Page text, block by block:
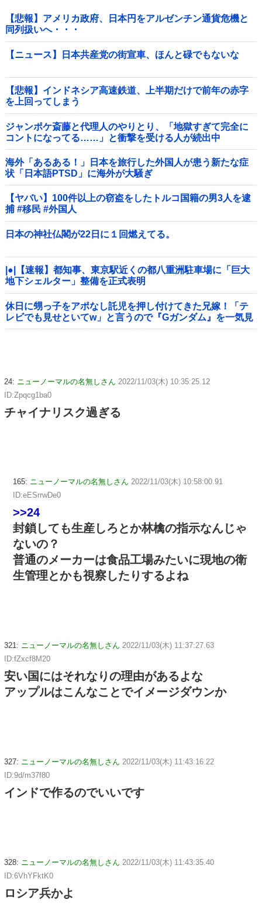
【悲報】アメリカ政府、日本円をアルゼンチン通貨危機と
同列扱いへ・・・
【ニュース】日本共産党の街宣車、ほんと碌でもないな
【悲報】インドネシア高速鉄道、上半期だけで前年の赤字
を上回ってしまう
wwwwwwwwwwwwwwwwwwwwwwwwwwwwwwwwwww
wwwwwwwwww他
ジャンポケ斎藤と代理人のやりとり、「地獄すぎて完全に
コントになってる……」と衝撃を受ける人が続出中
海外「あるある！」日本を旅行した外国人が患う新たな症
状「日本語PTSD」に海外が大騒ぎ
【ヤバい】100件以上の窃盗をしたトルコ国籍の男3人を逮
捕 #移民 #外国人
日本の神社仏閣が22日に１回燃えてる。
|●|【速報】都知事、東京駅近くの都八重洲駐車場に「巨大
地下シェルター」整備を正式表明
休日に甥っ子をアポなし託児を押し付けてきた兄嫁！「テ
レビでも見せといてw」と言うので『Gガンダム』を一気見
させた結果……甥っ子が重度の中二病を発症して家で大暴
24: ニューノーマルの名無しさん 2022/11/03(木) 10:35:25.12
ID:Zpqcg1ba0
チャイナリスク過ぎる
165: ニューノーマルの名無しさん 2022/11/03(木) 10:58:00.91
ID:eESrrwDe0
>>24
封鎖しても生産しろとか林檎の指示なんじゃ
ないの？
普通のメーカーは食品工場みたいに現地の衛
生管理とかも視察したりするよね
321: ニューノーマルの名無しさん 2022/11/03(木) 11:37:27.63
ID:fZxcf8M20
安い国にはそれなりの理由があるよな
アップルはこんなことでイメージダウンか
327: ニューノーマルの名無しさん 2022/11/03(木) 11:43:16.22
ID:9d/m37f80
インドで作るのでいいです
328: ニューノーマルの名無しさん 2022/11/03(木) 11:43:35.40
ID:6VhYFktK0
ロシア兵かよ